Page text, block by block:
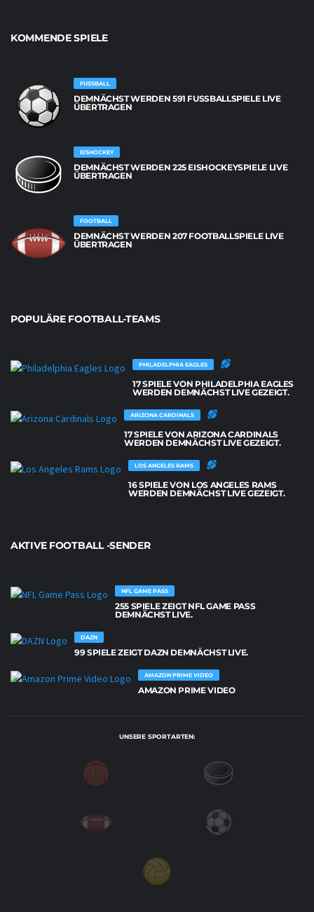
KOMMENDE SPIELE
FUSSBALL
DEMNÄCHST WERDEN 591 FUSSBALLSPIELE LIVE Ü
BERTRAGEN
EISHOCKEY
DEMNÄCHST WERDEN 225 EISHOCKEYSPIELE LIVE
ÜBERTRAGEN
FOOTBALL
DEMNÄCHST WERDEN 207 FOOTBALLSPIELE LIVE
ÜBERTRAGEN
POPULÄRE FOOTBALL-TEAMS
PHILADELPHIA EAGLES
17 SPIELE VON PHILADELPHIA EAGLES
WERDEN DEMNÄCHST LIVE GEZEIGT.
ARIZONA CARDINALS
17 SPIELE VON ARIZONA CARDINALS
WERDEN DEMNÄCHST LIVE GEZEIGT.
LOS ANGELES RAMS
16 SPIELE VON LOS ANGELES RAMS
WERDEN DEMNÄCHST LIVE GEZEIGT.
AKTIVE FOOTBALL -SENDER
NFL GAME PASS
255 SPIELE ZEIGT NFL GAME PASS
DEMNÄCHST LIVE.
DAZN
99 SPIELE ZEIGT DAZN DEMNÄCHST LIVE.
AMAZON PRIME VIDEO
AMAZON PRIME VIDEO
UNSERE SPORTARTEN: